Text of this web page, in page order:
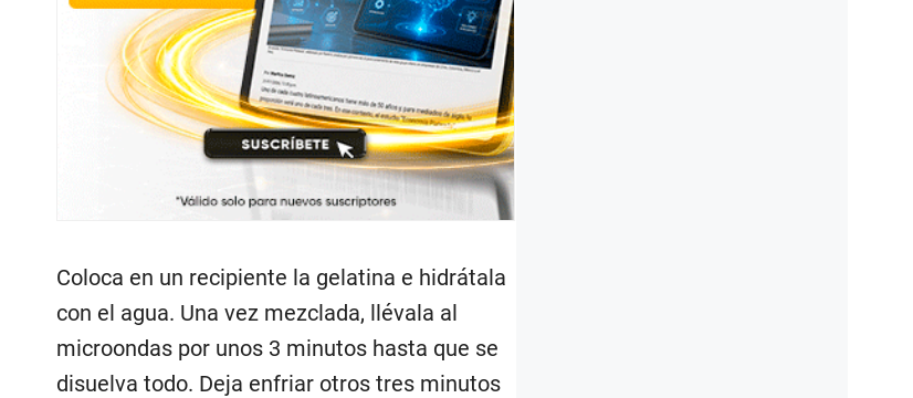
Coloca en un recipiente la gelatina e hidrátala
con el agua. Una vez mezclada, llévala al
microondas por unos 3 minutos hasta que se
disuelva todo. Deja enfriar otros tres minutos